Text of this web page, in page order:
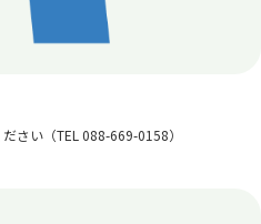
さい（TEL 088-669-0158）